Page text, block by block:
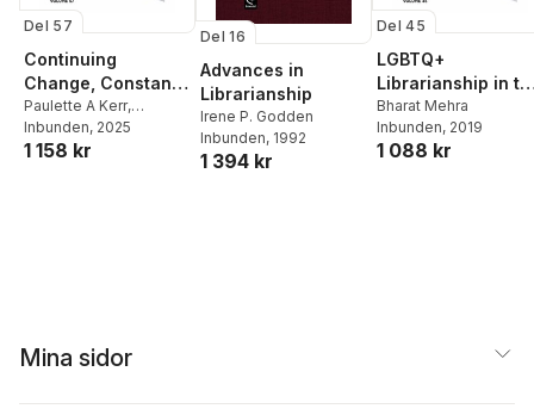
Del 57
Continuing
Change, Constant
Engagement
Paulette A Kerr,
Paulette A. Kerr
Jessica Lewis Marshall
Inbunden, 2025
1 158 kr
Del 16
Advances in
Librarianship
Irene P. Godden
Inbunden, 1992
1 394 kr
Del 45
LGBTQ+
Librarianship in
21st Century
Bharat Mehra
Inbunden, 2019
1 088 kr
Mina sidor